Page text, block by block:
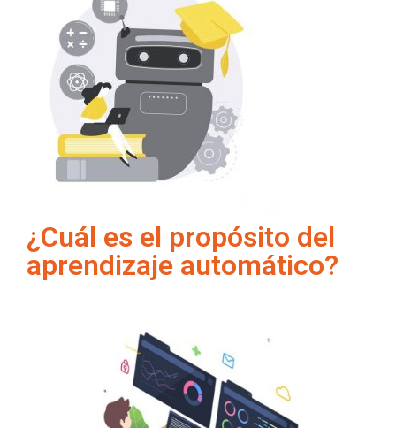
¿Cuál es el propósito del
aprendizaje automático?